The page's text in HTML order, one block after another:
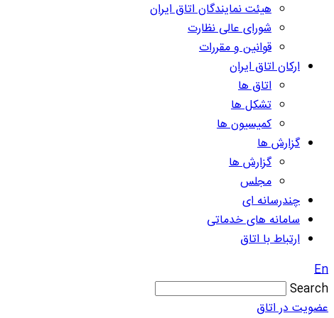
هیئت نمایندگان اتاق ایران
شورای عالی نظارت
قوانین و مقررات
ارکان اتاق ایران
اتاق ها
تشکل ها
کمیسیون ها
گزارش ها
گزارش ها
مجلس
چندرسانه ای
سامانه های خدماتی
ارتباط با اتاق
En
Search
عضویت در اتاق